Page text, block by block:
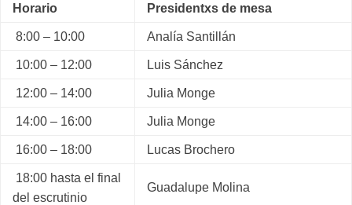
Horario Presidentxs de mesa
8:00 – 10:00 Analía Santillán
10:00 – 12:00 Luis Sánchez
12:00 – 14:00 Julia Monge
14:00 – 16:00 Julia Monge
16:00 – 18:00 Lucas Brochero
18:00 hasta el final
del escrutinio
Guadalupe Molina